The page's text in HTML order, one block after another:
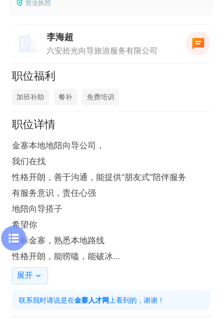
营业执照
李海超
六安拾光向导旅游服务有限公司
职位福利
加班补助 餐补 免费培训
职位详情
金寨本地地陪向导公司，
我们在找
性格开朗，善于沟通，能提供“朋友式”陪伴服务
有服务意识，责任心强
地陪向导搭子
希望你
坐标金寨，熟悉本地路线
性格开朗，能唠嗑，能破冰
会拍照/会修图（加分项）
展开
联系我时请说是在金寨人才网 上看到的，谢谢！